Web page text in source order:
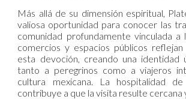
Más allá de su dimensión espiritual,
valiosa oportunidad para conocer las
comunidad profundamente vinculada a
comercios y espacios públicos
esta devoción, creando una identidad
tanto a peregrinos como a viajeros
cultura mexicana. La hospitalidad
contribuye a que la visita resulte cercana